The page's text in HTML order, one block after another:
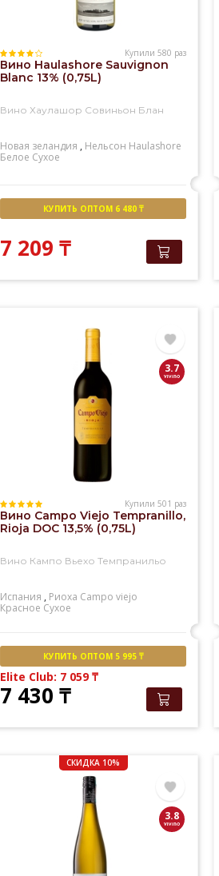
Купили 580 раз
Вино Haulashore Sauvignon
Blanc 13% (0,75L)
Вино Хаулашор Совиньон Блан
Новая зеландия , Нельсон Haulashore
Белое Сухое
КУПИТЬ ОПТОМ 6 480 ₸
7 209₸
3.7
Купили 501 раз
Вино Campo Viejо Tempranillo,
Rioja DOC 13,5% (0,75L)
Вино Кампо Вьехо Темпранильо
Испания , Риоха Campo viejo
Красное Сухое
КУПИТЬ ОПТОМ 5 995 ₸
Elite Club: 7 059₸
7 430₸
СКИДКА 10%
3.8